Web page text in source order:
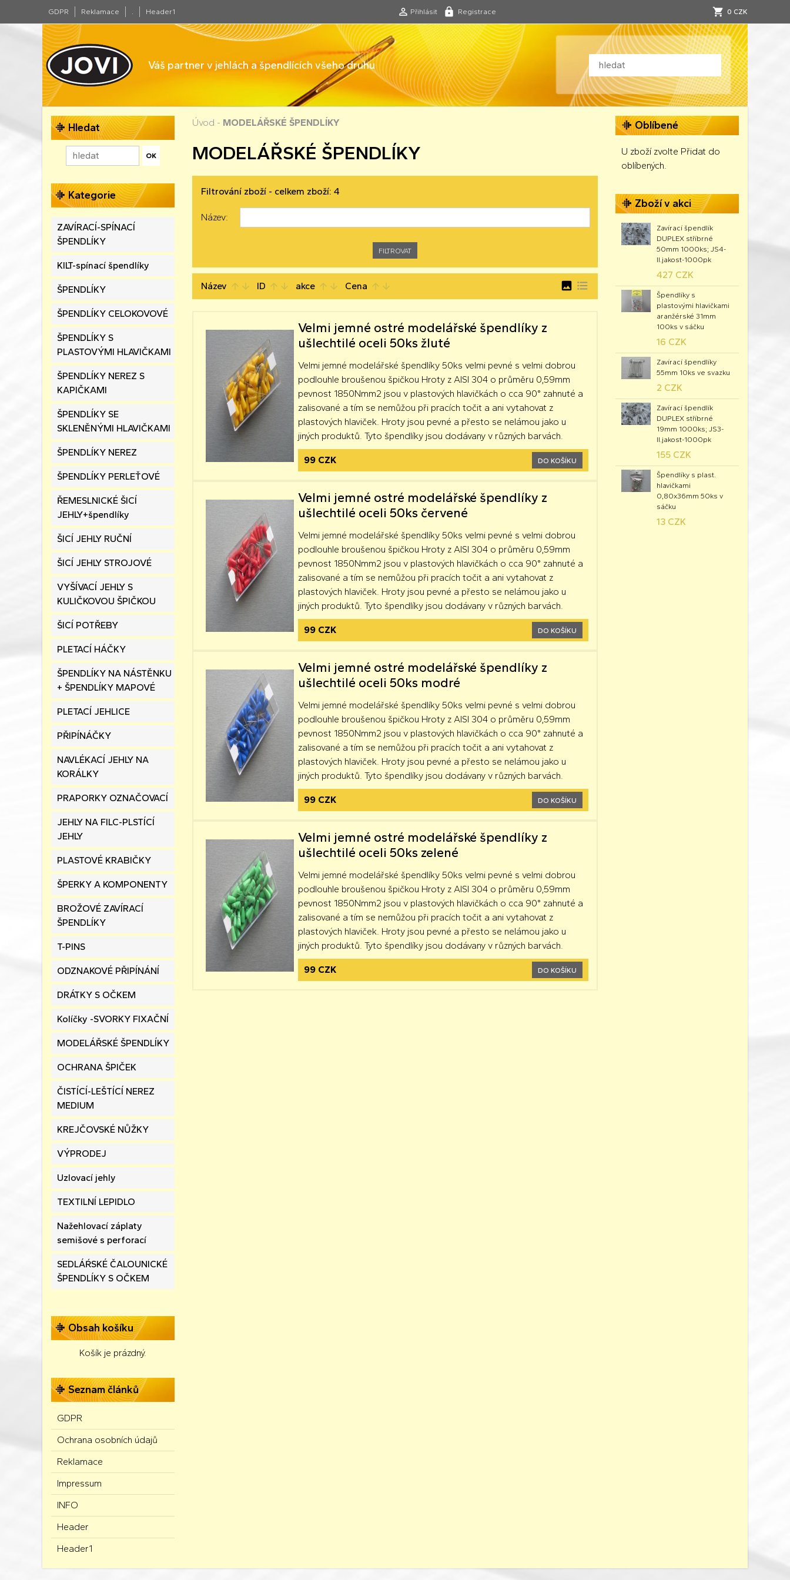
GDPR Reklamace . Header1 Přihlásit Registrace 0 CZK
Váš partner v jehlách a špendlících všeho druhu
Hledat
Kategorie
ZAVÍRACÍ-SPÍNACÍ
ŠPENDLÍKY
KILT-spínací špendlíky
ŠPENDLÍKY
ŠPENDLÍKY CELOKOVOVÉ
ŠPENDLÍKY S
PLASTOVÝMI HLAVIČKAMI
ŠPENDLÍKY NEREZ S
KAPIČKAMI
ŠPENDLÍKY SE
SKLENĚNÝMI HLAVIČKAMI
ŠPENDLÍKY NEREZ
ŠPENDLÍKY PERLEŤOVÉ
ŘEMESLNICKÉ ŠICÍ
JEHLY+špendlíky
ŠICÍ JEHLY RUČNÍ
ŠICÍ JEHLY STROJOVÉ
VYŠÍVACÍ JEHLY S
KULIČKOVOU ŠPIČKOU
ŠICÍ POTŘEBY
PLETACÍ HÁČKY
ŠPENDLÍKY NA NÁSTĚNKU
+ ŠPENDLÍKY MAPOVÉ
PLETACÍ JEHLICE
PŘIPÍNÁČKY
NAVLÉKACÍ JEHLY NA
KORÁLKY
PRAPORKY OZNAČOVACÍ
JEHLY NA FILC-PLSTÍCÍ
JEHLY
PLASTOVÉ KRABIČKY
ŠPERKY A KOMPONENTY
BROŽOVÉ ZAVÍRACÍ
ŠPENDLÍKY
T-PINS
ODZNAKOVÉ PŘIPÍNÁNÍ
DRÁTKY S OČKEM
Kolíčky -SVORKY FIXAČNÍ
MODELÁŘSKÉ ŠPENDLÍKY
OCHRANA ŠPIČEK
ČISTÍCÍ-LEŠTÍCÍ NEREZ
MEDIUM
KREJČOVSKÉ NŮŽKY
VÝPRODEJ
Uzlovací jehly
TEXTILNÍ LEPIDLO
Nažehlovací záplaty
semišové s perforací
SEDLÁŔSKÉ ČALOUNICKÉ
ŠPENDLÍKY S OČKEM
Obsah košíku
Košík je prázdný.
Seznam článků
GDPR
Ochrana osobních údajů
Reklamace
Impressum
INFO
Header
Header1
Úvod - MODELÁŘSKÉ ŠPENDLÍKY
MODELÁŘSKÉ ŠPENDLÍKY
Filtrování zboží - celkem zboží: 4
Název:
Název arrow_upward arrow_downward ID arrow_upward arrow_downward akce arrow_upward arrow_downward Cena arrow_upward arrow_downward image format_list_bulleted
Velmi jemné ostré modelářské špendlíky z
ušlechtilé oceli 50ks žluté
Velmi jemné modelářské špendlíky 50ks velmi pevné s velmi dobrou
podlouhle broušenou špičkou Hroty z AISI 304 o průměru 0,59mm
pevnost 1850Nmm2 jsou v plastových hlavičkách o cca 90° zahnuté a
zalisované a tím se nemůžou při pracích točit a ani vytahovat z
plastových hlaviček. Hroty jsou pevné a přesto se nelámou jako u
jiných produktů. Tyto špendlíky jsou dodávany v různých barvách.
99 CZK DO KOŠÍKU
Velmi jemné ostré modelářské špendlíky z
ušlechtilé oceli 50ks červené
Velmi jemné modelářské špendlíky 50ks velmi pevné s velmi dobrou
podlouhle broušenou špičkou Hroty z AISI 304 o průměru 0,59mm
pevnost 1850Nmm2 jsou v plastových hlavičkách o cca 90° zahnuté a
zalisované a tím se nemůžou při pracích točit a ani vytahovat z
plastových hlaviček. Hroty jsou pevné a přesto se nelámou jako u
jiných produktů. Tyto špendlíky jsou dodávany v různých barvách.
99 CZK DO KOŠÍKU
Velmi jemné ostré modelářské špendlíky z
ušlechtilé oceli 50ks modré
Velmi jemné modelářské špendlíky 50ks velmi pevné s velmi dobrou
podlouhle broušenou špičkou Hroty z AISI 304 o průměru 0,59mm
pevnost 1850Nmm2 jsou v plastových hlavičkách o cca 90° zahnuté a
zalisované a tím se nemůžou při pracích točit a ani vytahovat z
plastových hlaviček. Hroty jsou pevné a přesto se nelámou jako u
jiných produktů. Tyto špendlíky jsou dodávany v různých barvách.
99 CZK DO KOŠÍKU
Velmi jemné ostré modelářské špendlíky z
ušlechtilé oceli 50ks zelené
Velmi jemné modelářské špendlíky 50ks velmi pevné s velmi dobrou
podlouhle broušenou špičkou Hroty z AISI 304 o průměru 0,59mm
pevnost 1850Nmm2 jsou v plastových hlavičkách o cca 90° zahnuté a
zalisované a tím se nemůžou při pracích točit a ani vytahovat z
plastových hlaviček. Hroty jsou pevné a přesto se nelámou jako u
jiných produktů. Tyto špendlíky jsou dodávany v různých barvách.
99 CZK DO KOŠÍKU
Oblíbené
U zboží zvolte Přidat do
oblíbených.
Zboží v akci
Zavírací špendlík
DUPLEX stříbrné
50mm 1000ks; JS4-
II.jakost-1000pk
427 CZK
Špendlíky s
plastovými hlavičkami
aranžérské 31mm
100ks v sáčku
16 CZK
Zavírací špendlíky
55mm 10ks ve svazku
2 CZK
Zavírací špendlík
DUPLEX stříbrné
19mm 1000ks; JS3-
II.jakost-1000pk
155 CZK
Špendlíky s plast.
hlavičkami
0,80x36mm 50ks v
sáčku
13 CZK